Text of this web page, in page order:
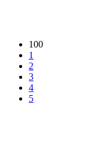
100
1
2
3
4
5